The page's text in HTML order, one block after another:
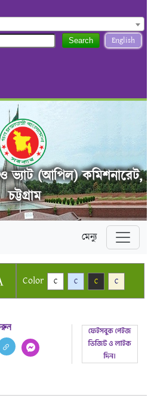
English
Search
ভ্যাট (আপিল) কমিশনারেট,
চট্টগ্রাম
মেন্যু
Color C C C C